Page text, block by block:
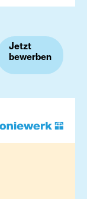
Jetzt
bewerben